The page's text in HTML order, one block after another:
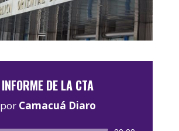
INFORME DE LA CTA
por Camacuá Diaro